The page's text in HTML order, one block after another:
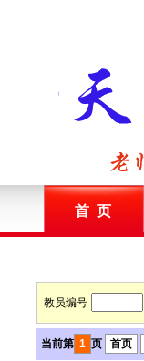
首 页
教员编号
当前第 1 页 首页